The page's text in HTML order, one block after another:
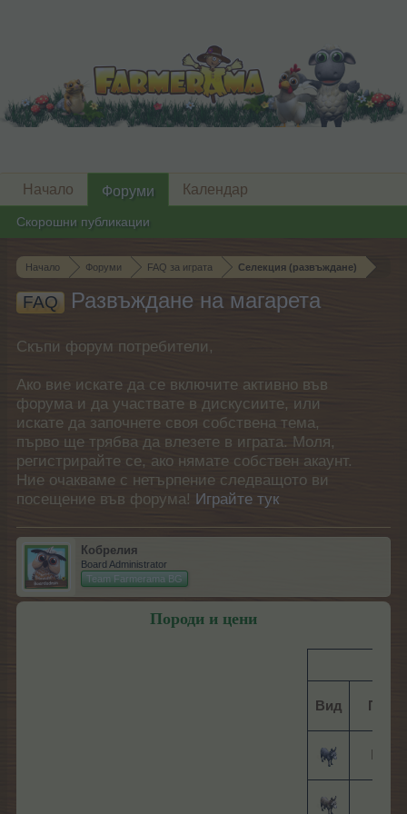
Начало Форуми FAQ за играта Селекция (развъждане)
FAQ Развъждане на магарета
Скъпи форум потребители,
Ако вие искате да се включите активно във
форума и да участвате в дискусиите, или
искате да започнете своя собствена тема,
първо ще трябва да влезете в играта. Моля,
регистрирайте се, ако нямате собствен акаунт.
Ние очакваме с нетърпение следващото ви
посещение във форума! Играйте тук
Кобрелия
Board Administrator
Team Farmerama BG
Породи и цени
Вид
Начало Форуми
Скорошни публикации
Календар